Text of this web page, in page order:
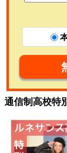
通信制高校特